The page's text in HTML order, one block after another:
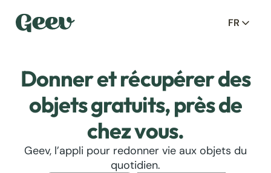
FR
Donner et récupérer des
objets gratuits, près de
chez vous.
Geev, l’appli pour redonner vie aux objets du
quotidien.